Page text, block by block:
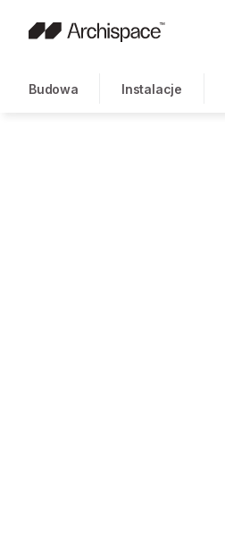
Budowa Instalacje